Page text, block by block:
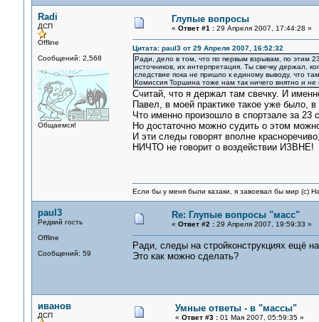
Radi
ДСП
Offline
Сообщений: 2,568
Общаемся!
Глупые вопросы
« Ответ #1 :29 Апреля 2007, 17:44:28 »
Цитата: paul3 от 29 Апреля 2007, 16:52:32
Ради, дело в том, что по первым взрывам, по этим
источников, их интерпретация. Ты свечку держал,
следствие пока не пришло к единому выводу, что
Комиссия Торшина тоже нам так ничего внятно и
Считай, что я держал там свечку. И
Павел, в моей практике такое уже было,
Что именно произошло в спортзале за 23
Но достаточно можно судить о этом
И эти следы говорят вполне
НИЧТО не говорит о воздействии ИЗВНЕ!
Если бы у меня были казаки, я завоевал бы мир (с)
paul3
Редкий гость
Offline
Сообщений: 59
Re: Глупые вопросы "масс"
« Ответ #2 :29 Апреля 2007, 19:59:33 »
Ради, следы на стройконструкциях ещё
Это как можно сделать?
иванов
ДСП
Умные ответы - в "массы"
« Ответ #3 :01 Мая 2007, 05:59:35 »